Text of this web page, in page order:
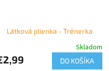
Látková plienka - Trénerka
Skladom
DO KOŠÍKA